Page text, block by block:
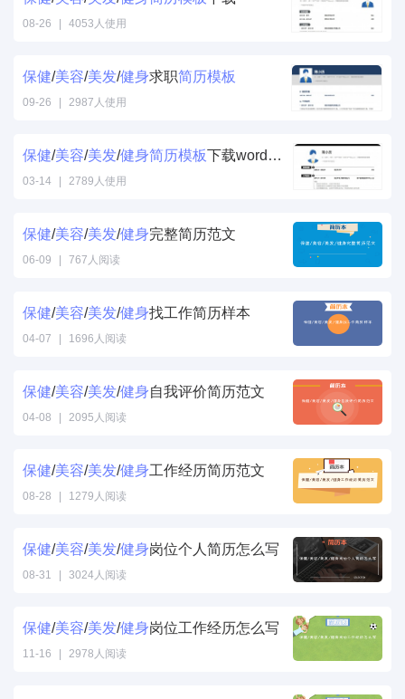
08-26 4053人使用
保健/美容/美发/健身求职简历模板
09-26 2987人使用
保健/美容/美发/健身简历模板下载word格式
03-14 2789人使用
保健/美容/美发/健身完整简历范文
06-09 767人阅读
保健/美容/美发/健身找工作简历样本
04-07 1696人阅读
保健/美容/美发/健身自我评价简历范文
04-08 2095人阅读
保健/美容/美发/健身工作经历简历范文
08-28 1279人阅读
保健/美容/美发/健身岗位个人简历怎么写
08-31 3024人阅读
保健/美容/美发/健身岗位工作经历怎么写
11-16 2978人阅读